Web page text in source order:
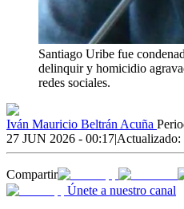
Santiago Uribe fue
delinquir y homicidio
redes sociales.
Iván Mauricio Beltrán Acuña
27 JUN 2026 - 00:17|Actualizado:
Compartir
Únete a nuestro canal